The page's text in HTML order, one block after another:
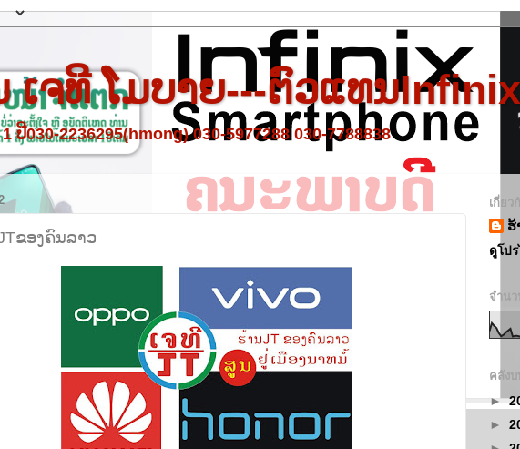
ເຈທີ ໂມບາຍ---ຕົວແທນInfinix
ປີ030-2236295(hmong) 030-5977288 030-7788838
ຂອງຄົນລາວ
เกี่ยว
ຮ້
ดูโป
จำนว
คลัง
►
►